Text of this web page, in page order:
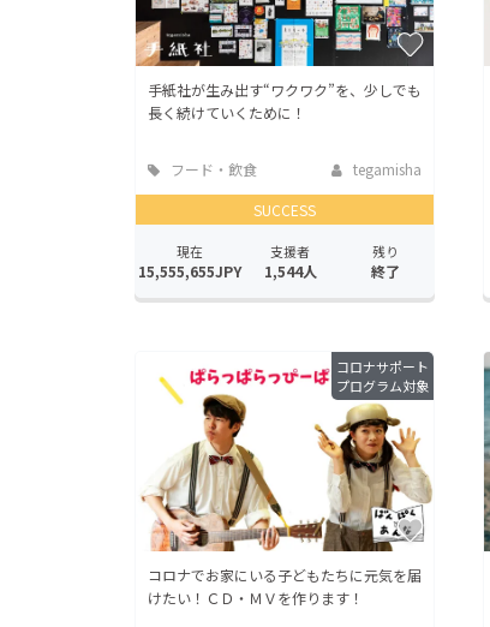
手紙社が生み出す“ワクワク”を、少しでも
長く続けていくために！
フード・飲食
店
tegamisha
SUCCESS
現在
15,555,655JPY
支援者
1,544人
残り
終了
コロナサポート
プログラム対象
コロナでお家にいる子どもたちに元気を届
けたい！ＣＤ・ＭＶを作ります！